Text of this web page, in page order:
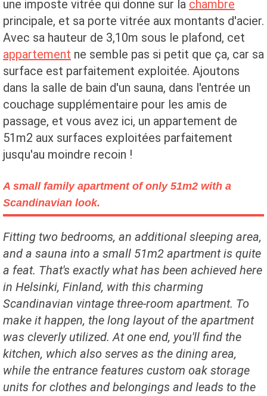
une imposte vitrée qui donne sur la chambre
principale, et sa porte vitrée aux montants d'acier.
Avec sa hauteur de 3,10m sous le plafond, cet
appartement ne semble pas si petit que ça, car sa
surface est parfaitement exploitée. Ajoutons
dans la salle de bain d'un sauna, dans l'entrée un
couchage supplémentaire pour les amis de
passage, et vous avez ici, un appartement de
51m2 aux surfaces exploitées parfaitement
jusqu'au moindre recoin !
A small family apartment of only 51m2 with a
Scandinavian look.
Fitting two bedrooms, an additional sleeping area,
and a sauna into a small 51m2 apartment is quite
a feat. That's exactly what has been achieved here
in Helsinki, Finland, with this charming
Scandinavian vintage three-room apartment. To
make it happen, the long layout of the apartment
was cleverly utilized. At one end, you'll find the
kitchen, which also serves as the dining area,
while the entrance features custom oak storage
units for clothes and belongings and leads to the